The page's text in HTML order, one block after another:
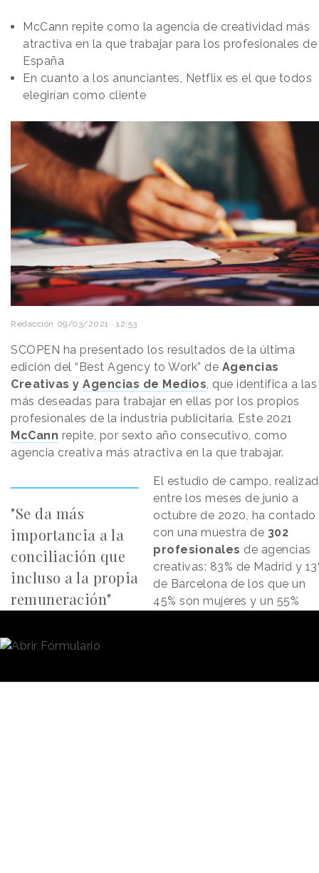
McCann repite como la agencia de creatividad más
atractiva en la que trabajar para los profesionales de
España
En cuanto a los anunciantes, Netflix es el que todos
elegirían como cliente
Redacción 09/03/2021 · 12:53
SCOPEN ha presentado los resultados de la última
edición del “Best Agency to Work” de Agencias
Creativas y Agencias de Medios, que identifica a las
más deseadas para trabajar en ellas por los propios
profesionales de la industria publicitaria. Este 2021
McCann repite, por sexto año consecutivo, como
agencia creativa más atractiva en la que trabajar.
"Se da más
importancia a la
conciliación que
incluso a la propia
remuneración"
El estudio de campo,
entre los meses de junio a
octubre de 2020, ha contado
con una muestra de 302
profesionales de agencias
creativas: 83% de Madrid y
de Barcelona de los que un
45% son mujeres y un 55%
años de permanencia,